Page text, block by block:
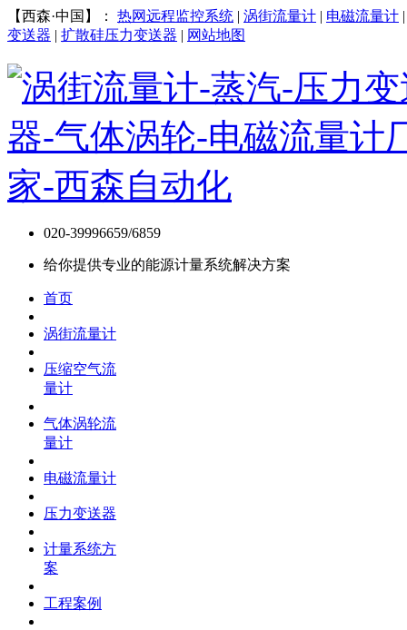
【西森·中国】： 热网远程监控系统 | 涡街流量计 | 电磁流量计
变送器 | 扩散硅压力变送器 | 网站地图
020-39996659/6859
给你提供专业的能源计量系统解决方案
首页
涡街流量计
压缩空气流
量计
气体涡轮流
量计
电磁流量计
压力变送器
计量系统方
案
工程案例